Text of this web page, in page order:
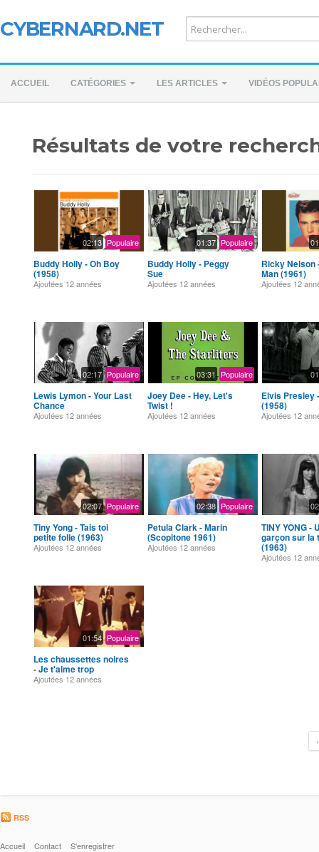
CYBERNARD.NET
ACCUEIL CATÉGORIES LES ARTICLES VIDÉOS
Résultats de votre
02:13 Populaire
Buddy Holly - Oh Boy
(1958)
Ajoutées 12 années
01:37 Populaire
Buddy Holly - Peggy
Sue
Ajoutées 12 années
Ricky Nelson
Man (1961)
Ajoutées 12
02:17 Populaire
Lewis Lymon - Your Last
Chance
Ajoutées 12 années
03:31 Populaire
Joey Dee - Hey, Let's
Twist !
Ajoutées 12 années
Elvis Presley
(1958)
Ajoutées 12
02:07 Populaire
Tiny Yong - Tais toi
petite folle (1963)
Ajoutées 12 années
02:38 Populaire
Petula Clark - Marin
(Scopitone 1961)
Ajoutées 12 années
TINY YONG -
garçon sur la
(1963)
Ajoutées 12
01:54 Populaire
Les chaussettes noires
- Je t'aime trop
Ajoutées 12 années
RSS
Accueil Contact
S'enregistrer